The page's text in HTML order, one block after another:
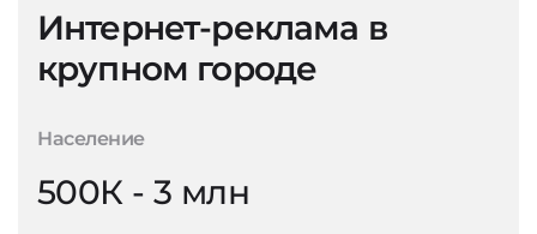
Интернет-реклама в
крупном городе
Население
500К - 3 млн